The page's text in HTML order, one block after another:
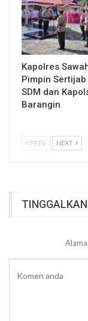
Kapolres
Pimpin Sertijab
SDM dan
Barangin
PREV NEXT